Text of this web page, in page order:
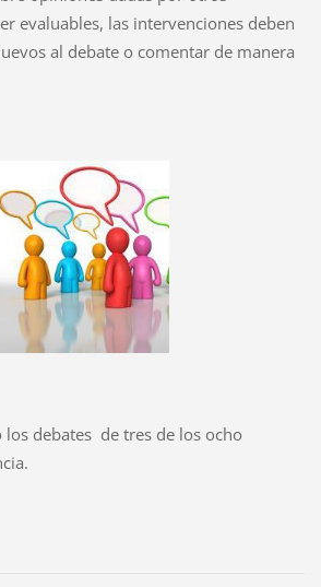
evaluables, las intervenciones deben
al debate o comentar de manera
los debates de tres de los ocho